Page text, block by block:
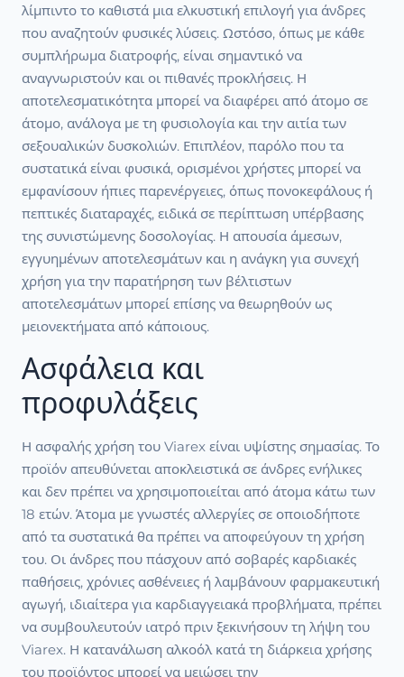
λίμπιντο το καθιστά μια ελκυστική επιλογή για άνδρες
που αναζητούν φυσικές λύσεις. Ωστόσο, όπως με κάθε
συμπλήρωμα διατροφής, είναι σημαντικό να
αναγνωριστούν και οι πιθανές προκλήσεις. Η
αποτελεσματικότητα μπορεί να διαφέρει από άτομο σε
άτομο, ανάλογα με τη φυσιολογία και την αιτία των
σεξουαλικών δυσκολιών. Επιπλέον, παρόλο που τα
συστατικά είναι φυσικά, ορισμένοι χρήστες μπορεί να
εμφανίσουν ήπιες παρενέργειες, όπως πονοκεφάλους ή
πεπτικές διαταραχές, ειδικά σε περίπτωση υπέρβασης
της συνιστώμενης δοσολογίας. Η απουσία άμεσων,
εγγυημένων αποτελεσμάτων και η ανάγκη για συνεχή
χρήση για την παρατήρηση των βέλτιστων
αποτελεσμάτων μπορεί επίσης να θεωρηθούν ως
μειονεκτήματα από κάποιους.
Ασφάλεια και
προφυλάξεις
Η ασφαλής χρήση του Viarex είναι υψίστης σημασίας. Το
προϊόν απευθύνεται αποκλειστικά σε άνδρες ενήλικες
και δεν πρέπει να χρησιμοποιείται από άτομα κάτω των
18 ετών. Άτομα με γνωστές αλλεργίες σε οποιοδήποτε
από τα συστατικά θα πρέπει να αποφεύγουν τη χρήση
του. Οι άνδρες που πάσχουν από σοβαρές καρδιακές
παθήσεις, χρόνιες ασθένειες ή λαμβάνουν φαρμακευτική
αγωγή, ιδιαίτερα για καρδιαγγειακά προβλήματα, πρέπει
να συμβουλευτούν ιατρό πριν ξεκινήσουν τη λήψη του
Viarex. Η κατανάλωση αλκοόλ κατά τη διάρκεια χρήσης
του προϊόντος μπορεί να μειώσει την